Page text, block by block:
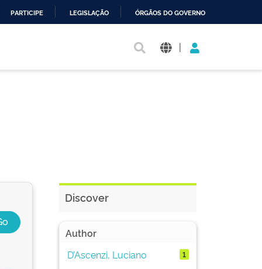
PARTICIPE LEGISLAÇÃO ÓRGÃOS DO GOVERNO
|
Discover
Author
D’Ascenzi, Luciano
1